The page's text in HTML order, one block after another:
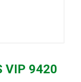
VIP 9420